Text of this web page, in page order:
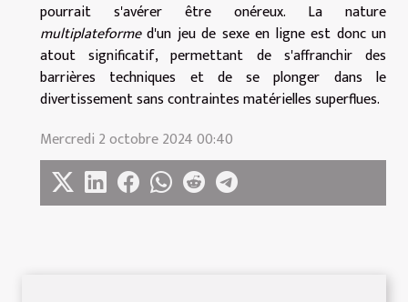
pourrait s'avérer être onéreux. La nature
multiplateformed'un jeu de sexe en ligne est donc un
atout significatif, permettant de s'affranchir des
barrières techniques et de se plonger dans le
divertissement sans contraintes matérielles superflues.
Mercredi 2 octobre 2024 00:40